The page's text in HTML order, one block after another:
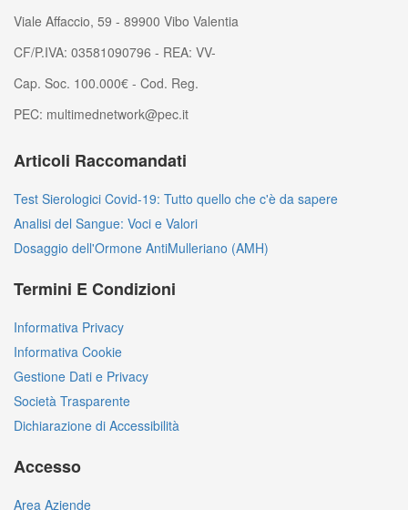
Viale Affaccio, 59 - 89900 Vibo Valentia
CF/P.IVA: 03581090796 - REA: VV-
Cap. Soc. 100.000€ - Cod. Reg.
PEC: multimednetwork@pec.it
Articoli Raccomandati
Test Sierologici Covid-19: Tutto quello che c'è da sapere
Analisi del Sangue: Voci e Valori
Dosaggio dell'Ormone AntiMulleriano (AMH)
Termini E Condizioni
Informativa Privacy
Informativa Cookie
Gestione Dati e Privacy
Società Trasparente
Dichiarazione di Accessibilità
Accesso
Area Aziende